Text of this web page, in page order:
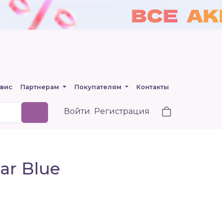
Партнерам Покупателям Контакты
Войти Регистрация
Blue